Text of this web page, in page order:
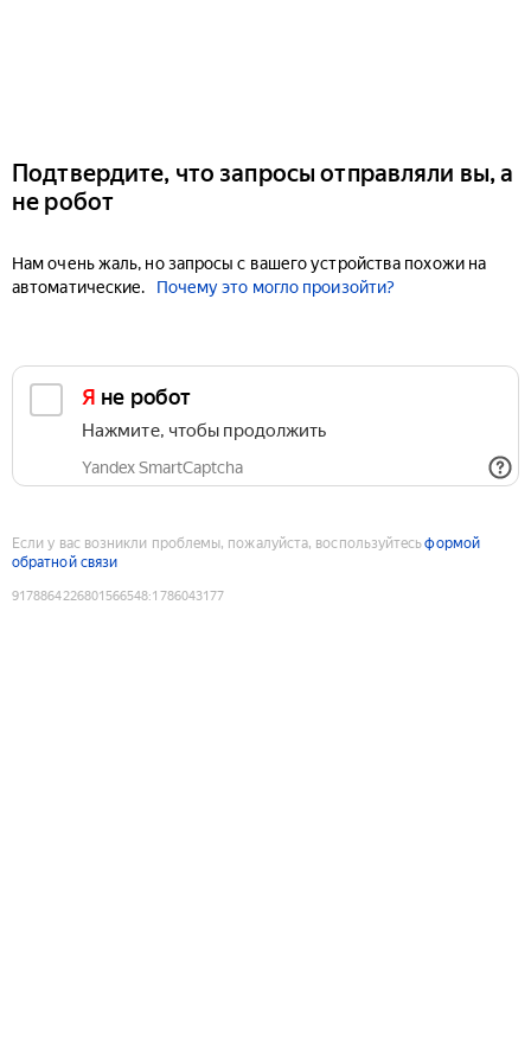
Подтвердите, что запросы отправляли вы, а
не робот
Нам очень жаль, но запросы с вашего устройства похожи на
автоматические.
Почему это могло произойти?
Я не робот
Нажмите, чтобы продолжить
Yandex SmartCaptcha
Если у вас возникли проблемы, пожалуйста, воспользуйтесьформой
обратной связи
9178864226801566548:1786043177